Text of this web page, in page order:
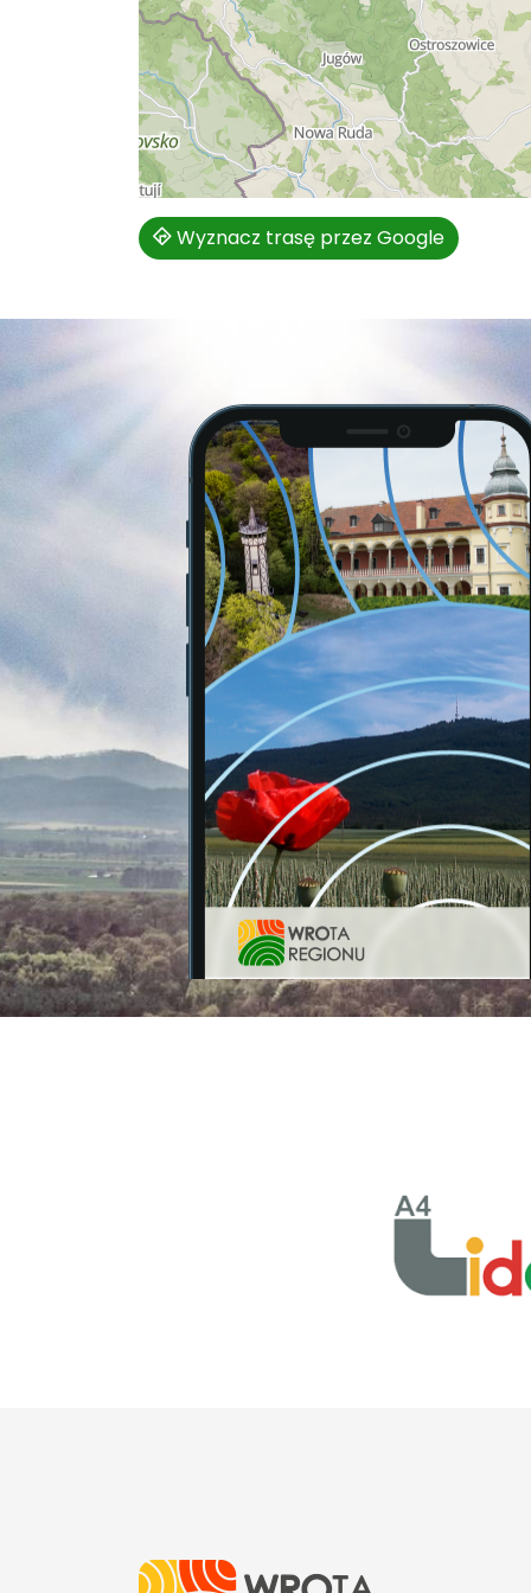
Wyznacz trasę przez Google